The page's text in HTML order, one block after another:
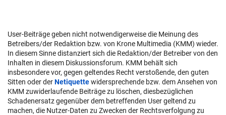
User-Beiträge geben nicht notwendigerweise die Meinung des
Betreibers/der Redaktion bzw. von Krone Multimedia (KMM) wieder.
In diesem Sinne distanziert sich die Redaktion/der Betreiber von den
Inhalten in diesem Diskussionsforum. KMM behält sich
insbesondere vor, gegen geltendes Recht verstoßende, den guten
Sitten oder derNetiquettewidersprechende bzw. dem Ansehen von
KMM zuwiderlaufende Beiträge zu löschen, diesbezüglichen
Schadenersatz gegenüber dem betreffenden User geltend zu
machen, die Nutzer-Daten zu Zwecken der Rechtsverfolgung zu